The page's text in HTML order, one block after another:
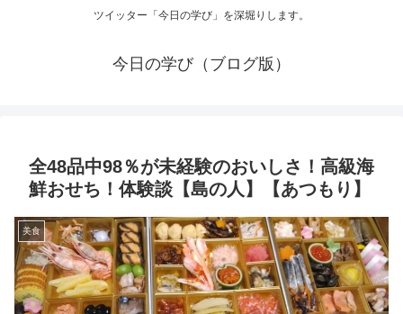
ツイッター「今日の学び」を深堀りします。
今日の学び（ブログ版）
全48品中98％が未経験のおいしさ！高級海
鮮おせち！体験談【島の人】【あつもり】
美食